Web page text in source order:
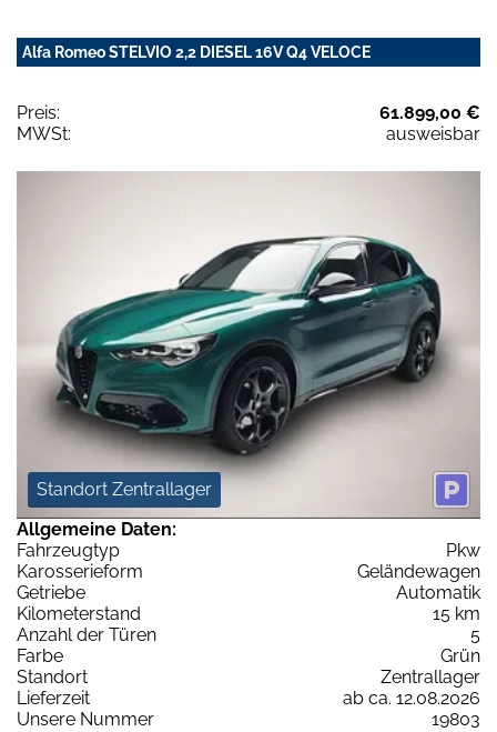
Alfa Romeo STELVIO 2,2 DIESEL 16V Q4 VELOCE
Preis:
61.899,00 €
MWSt:
ausweisbar
Standort Zentrallager
Allgemeine Daten:
Fahrzeugtyp
Pkw
Karosserieform
Geländewagen
Getriebe
Automatik
Kilometerstand
15 km
Anzahl der Türen
5
Farbe
Grün
Standort
Zentrallager
Lieferzeit
ab ca. 12.08.2026
Unsere Nummer
19803